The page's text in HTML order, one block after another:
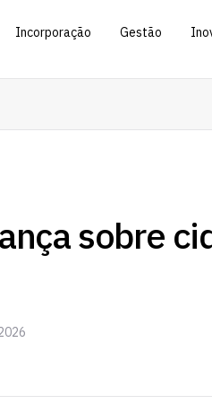
Incorporação Gestão
sobre